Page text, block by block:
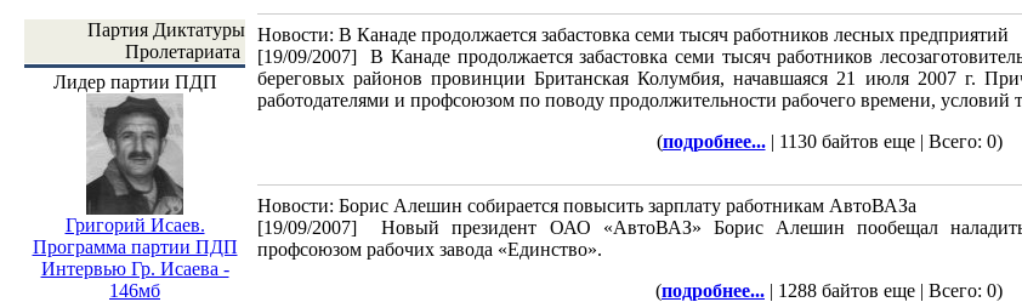
Партия Диктатуры
Пролетариата
Лидер партии ПДП
Григорий Исаев.
Программа партии ПДП
Интервью Гр. Исаева -
146мб
Новости: В Канаде продолжается забастовка семи тысяч работников лесных предприятий
[19/09/2007]
В Канаде продолжается забастовка семи тысяч работников
береговых районов провинции Британская Колумбия, начавшаяся 21 июля 2007 г.
работодателями и профсоюзом по поводу продолжительности рабочего времени, условий
(подробнее...| 1130 байтов еще | Всего: 0)
Новости: Борис Алешин собирается повысить зарплату работникам АвтоВАЗа
[19/09/2007]
Новый президент ОАО «АвтоВАЗ» Борис Алешин пообещал
профсоюзом рабочих завода «Единство».
(подробнее... | 1288 байтов еще | Всего: 0)